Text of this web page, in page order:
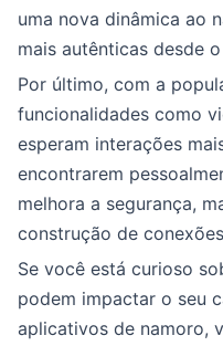
uma nova dinâmica ao
mais autênticas desde
Por último, com a
funcionalidades como
esperam interações
encontrarem
melhora a segurança,
construção de
Se você está curioso
podem impactar o seu
aplicativos de namoro,